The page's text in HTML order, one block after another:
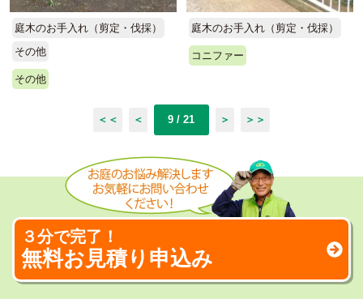
庭木のお手入れ（剪定・伐採）
その他
その他
庭木のお手入れ（剪定・伐採）
コニファー
＜＜ ＜ 9 / 21 ＞ ＞＞
３分で完了！
無料お見積り申込み